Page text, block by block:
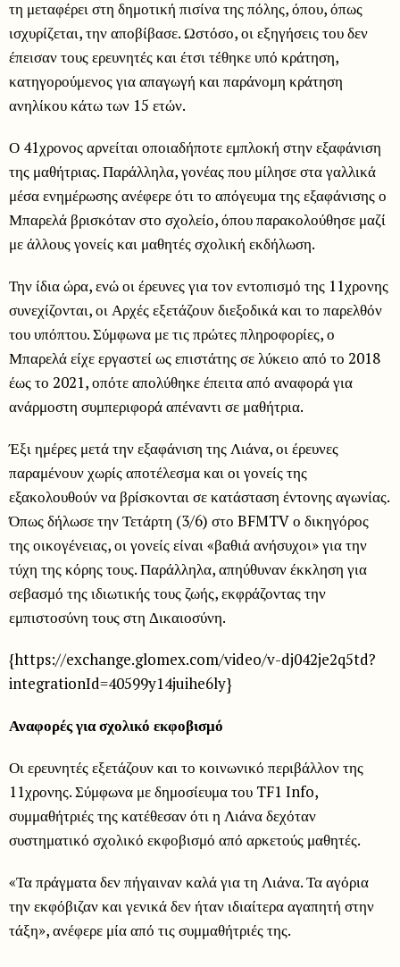
τη μεταφέρει στη δημοτική πισίνα της πόλης, όπου, όπως
ισχυρίζεται, την αποβίβασε. Ωστόσο, οι εξηγήσεις του δεν
έπεισαν τους ερευνητές και έτσι τέθηκε υπό κράτηση,
κατηγορούμενος για απαγωγή και παράνομη κράτηση
ανηλίκου κάτω των 15 ετών.
Ο 41χρονος αρνείται οποιαδήποτε εμπλοκή στην εξαφάνιση
της μαθήτριας. Παράλληλα, γονέας που μίλησε στα γαλλικά
μέσα ενημέρωσης ανέφερε ότι το απόγευμα της εξαφάνισης ο
Μπαρελά βρισκόταν στο σχολείο, όπου παρακολούθησε μαζί
με άλλους γονείς και μαθητές σχολική εκδήλωση.
Την ίδια ώρα, ενώ οι έρευνες για τον εντοπισμό της 11χρονης
συνεχίζονται, οι Αρχές εξετάζουν διεξοδικά και το παρελθόν
του υπόπτου. Σύμφωνα με τις πρώτες πληροφορίες, ο
Μπαρελά είχε εργαστεί ως επιστάτης σε λύκειο από το 2018
έως το 2021, οπότε απολύθηκε έπειτα από αναφορά για
ανάρμοστη συμπεριφορά απέναντι σε μαθήτρια.
Έξι ημέρες μετά την εξαφάνιση της Λιάνα, οι έρευνες
παραμένουν χωρίς αποτέλεσμα και οι γονείς της
εξακολουθούν να βρίσκονται σε κατάσταση έντονης αγωνίας.
Όπως δήλωσε την Τετάρτη (3/6) στο BFMTV ο δικηγόρος
της οικογένειας, οι γονείς είναι «βαθιά ανήσυχοι» για την
τύχη της κόρης τους. Παράλληλα, απηύθυναν έκκληση για
σεβασμό της ιδιωτικής τους ζωής, εκφράζοντας την
εμπιστοσύνη τους στη Δικαιοσύνη.
{https://exchange.glomex.com/video/v-dj042je2q5td?
integrationId=40599y14juihe6ly}
Αναφορές για σχολικό εκφοβισμό
Οι ερευνητές εξετάζουν και το κοινωνικό περιβάλλον της
11χρονης. Σύμφωνα με δημοσίευμα του TF1 Info,
συμμαθήτριές της κατέθεσαν ότι η Λιάνα δεχόταν
συστηματικό σχολικό εκφοβισμό από αρκετούς μαθητές.
«Τα πράγματα δεν πήγαιναν καλά για τη Λιάνα. Τα αγόρια
την εκφόβιζαν και γενικά δεν ήταν ιδιαίτερα αγαπητή στην
τάξη», ανέφερε μία από τις συμμαθήτριές της.